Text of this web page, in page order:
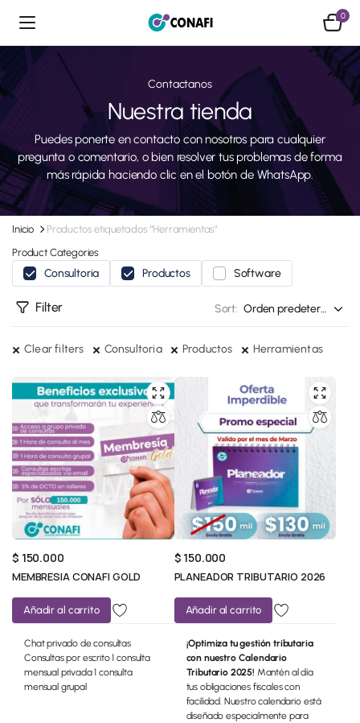
0
Contactanos
Nuestra tienda
Puedes ponerte en contacto con nosotros para cualquier
pregunta o comentario, o bien resolver tus problemas de forma
más rápida haciendo clic en el botón de WhatsApp.
Inicio
Productos etiquetados “Herramientas”
Product Categories
Consultoria Productos Software
Filter Sort:
Clear filters Consultoria Productos Herramientas
$ 150.000
MEMBRESIA CONAFI GOLD
Añadir al carrito
Chat privado de consultas
Consultas por escrito 1 consulta
mensual privada 1 consulta
mensual grupal
$ 150.000
PLANEADOR TRIBUTARIO 2026
Añadir al carrito
¡Optimiza tu gestión tributaria
con nuestro Calendario
Tributario 2025! Mantén al día
tus obligaciones fiscales con
facilidad. Nuestro calendario está
diseñado especialmente para